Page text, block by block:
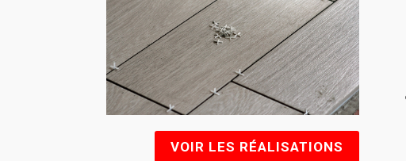
VOIR LES RÉALISATIONS